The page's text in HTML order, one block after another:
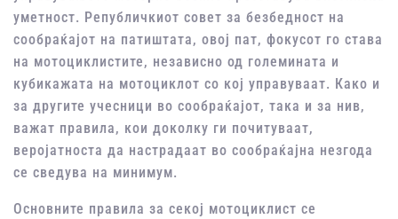
уметност. Републичкиот совет за безбедност на
сообраќајот на патиштата, овој пат, фокусот го става
на мотоциклистите, независно од големината и
кубикажата на мотоциклот со кој управуваат. Како и
за другите учесници во сообраќајот, така и за нив,
важат правила, кои доколку ги почитуваат,
веројатноста да настрадаат во сообраќајна незгода
се сведува на минимум.
Основните правила за секој мотоциклист се